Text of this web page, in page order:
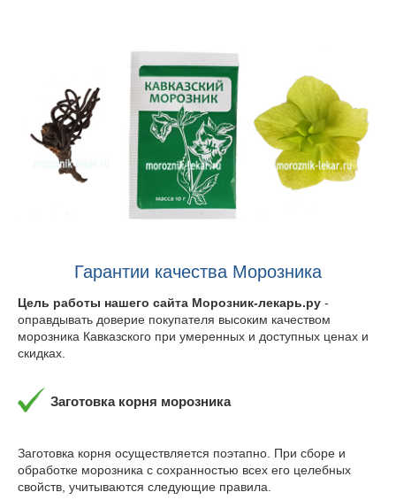
Гарантии качества Морозника
Цель работы нашего сайта Морозник-лекарь.ру -
оправдывать доверие покупателя высоким качеством
морозника Кавказского при умеренных и доступных ценах и
скидках.
Заготовка корня морозника
Заготовка корня осуществляется поэтапно. При сборе и
обработке морозника с сохранностью всех его целебных
свойств, учитываются следующие правила.